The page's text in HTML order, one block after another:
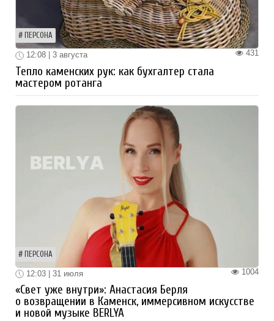
ПЕРСОНА
431
12:08 | 3 августа
Тепло каменских рук: как бухгалтер стала
мастером ротанга
ПЕРСОНА
1004
12:03 | 31 июля
«Свет уже внутри»: Анастасия Берля
о возвращении в Каменск, иммерсивном искусстве
и новой музыке BERLYA